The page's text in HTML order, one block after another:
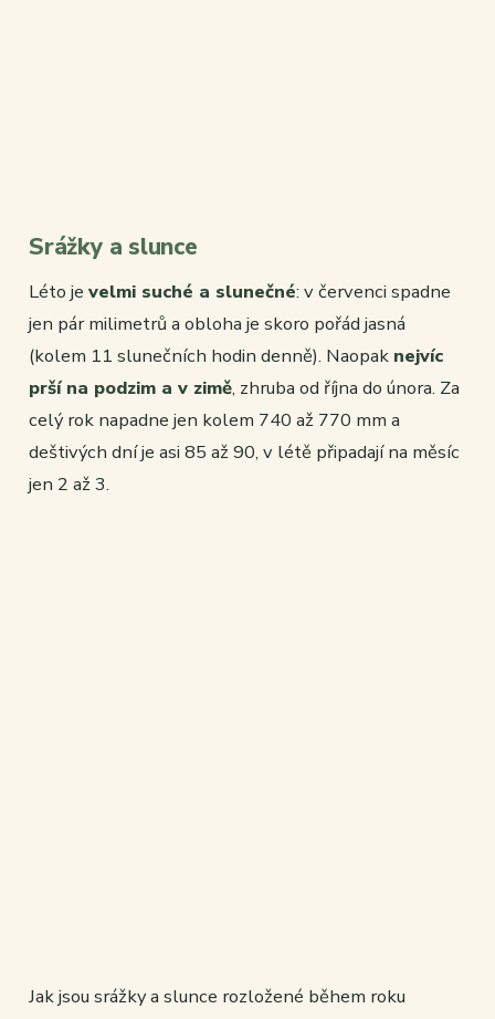
Srážky a slunce
Léto je velmi suché a slunečné: v červenci spadne
jen pár milimetrů a obloha je skoro pořád jasná
(kolem 11 slunečních hodin denně). Naopak nejvíc
prší na podzim a v zimě, zhruba od října do února. Za
celý rok napadne jen kolem 740 až 770 mm a
deštivých dní je asi 85 až 90, v létě připadají na měsíc
jen 2 až 3.
Jak jsou srážky a slunce rozložené během roku